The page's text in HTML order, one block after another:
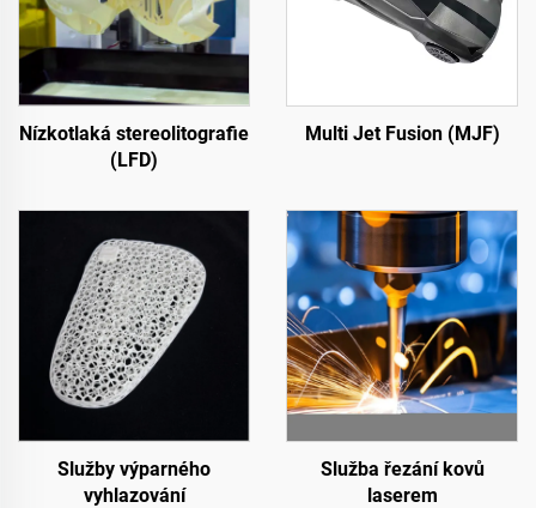
Nízkotlaká stereolitografie
(LFD)
Multi Jet Fusion (MJF)
Služby výparného
vyhlazování
Služba řezání kovů
laserem